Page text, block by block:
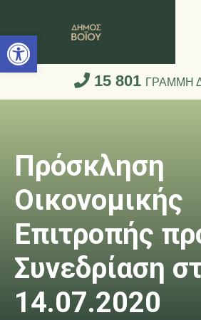
Ανοίξτε τη γραμμή
15 801 ΓΡΑΜΜΗ
Πρόσκληση
Οικονομικής
Επιτροπής
Συνεδρίαση
14.07.2020